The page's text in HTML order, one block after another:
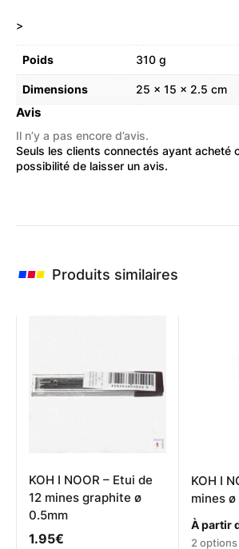
>
Poids 310 g
Dimensions 25 × 15 × 2.5 cm
Avis
Il n’y a pas encore d’avis.
Seuls les clients connectés ayant acheté
possibilité de laisser un avis.
Produits similaires
KOH I NOOR – Etui de
12 mines graphite ø
0.5mm
1.95€
KOH I
mines ø
À partir
Ce
2 options